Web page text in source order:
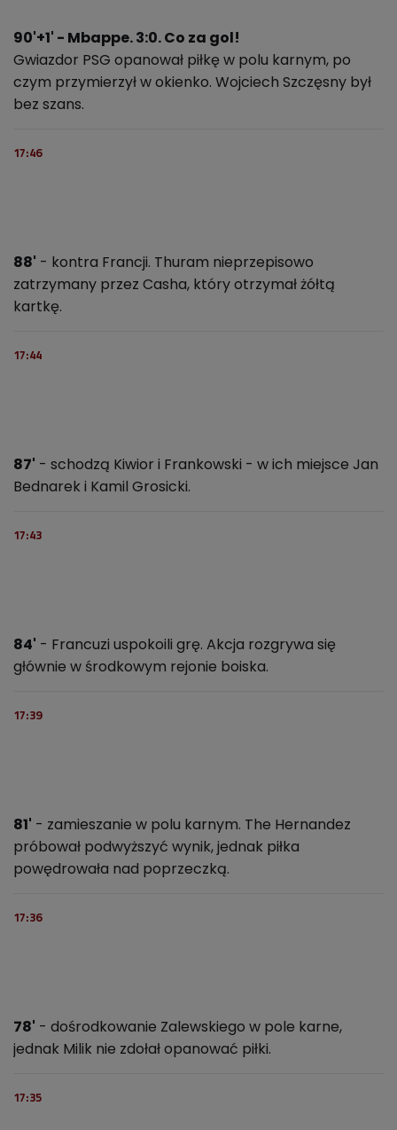
90'+1' - Mbappe. 3:0. Co za gol!
Gwiazdor PSG opanował piłkę w polu karnym, po
czym przymierzył w okienko. Wojciech Szczęsny był
bez szans.
17:46
88' - kontra Francji. Thuram nieprzepisowo
zatrzymany przez Casha, który otrzymał żółtą
kartkę.
17:44
87' - schodzą Kiwior i Frankowski - w ich miejsce Jan
Bednarek i Kamil Grosicki.
17:43
84' - Francuzi uspokoili grę. Akcja rozgrywa się
głównie w środkowym rejonie boiska.
17:39
81' - zamieszanie w polu karnym. The Hernandez
próbował podwyższyć wynik, jednak piłka
powędrowała nad poprzeczką.
17:36
78' - dośrodkowanie Zalewskiego w pole karne,
jednak Milik nie zdołał opanować piłki.
17:35